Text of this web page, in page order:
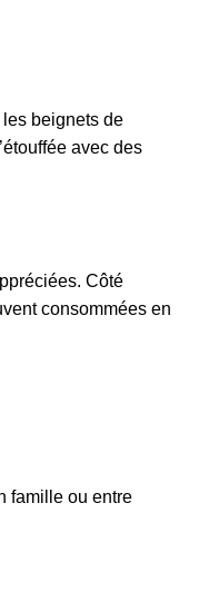
beignets de
avec des
Côté
consommées en
famille ou entre